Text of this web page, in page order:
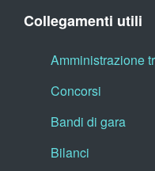
Collegamenti utili
Amministrazione
Concorsi
Bandi di gara
Bilanci